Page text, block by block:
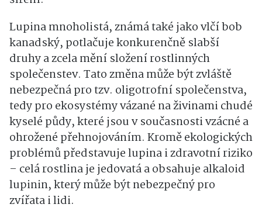
Lupina mnoholistá, známá také jako vlčí bob
kanadský, potlačuje konkurenčně slabší
druhy a zcela mění složení rostlinných
společenstev. Tato změna může být zvláště
nebezpečná pro tzv. oligotrofní společenstva,
tedy pro ekosystémy vázané na živinami chudé
kyselé půdy, které jsou v současnosti vzácné a
ohrožené přehnojováním. Kromě ekologických
problémů představuje lupina i zdravotní riziko
– celá rostlina je jedovatá a obsahuje alkaloid
lupinin, který může být nebezpečný pro
zvířata i lidi.